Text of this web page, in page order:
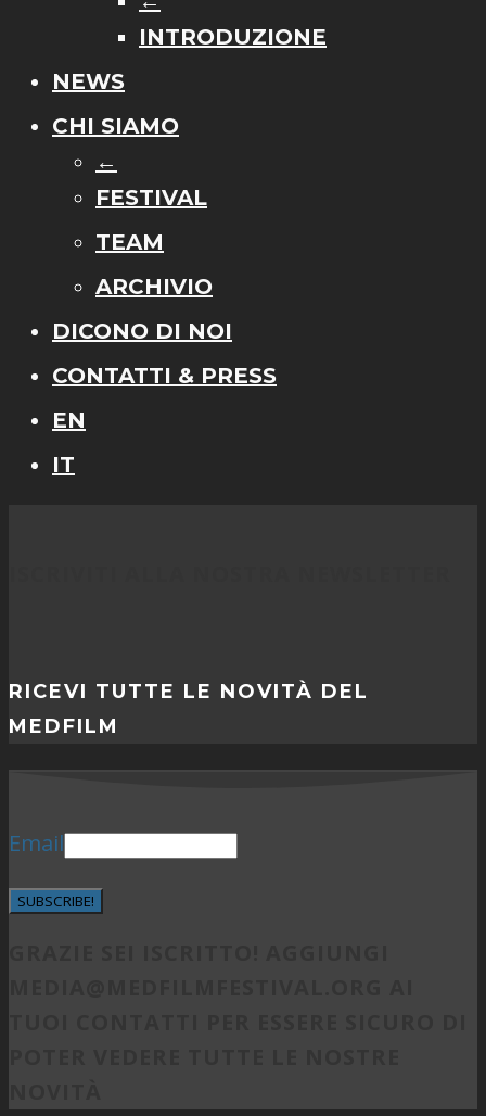
INTRODUZIONE
NEWS
CHI SIAMO
←
FESTIVAL
TEAM
ARCHIVIO
DICONO DI NOI
CONTATTI & PRESS
EN
IT
RICEVI TUTTE LE NOVITÀ DEL
MEDFILM
Email
SUBSCRIBE!